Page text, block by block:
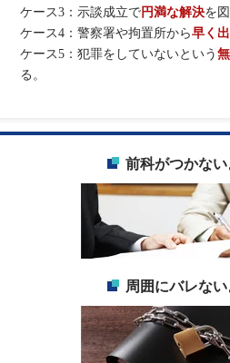
前科がつかな
周囲にバレな
ケース3：示談成立で円満な解決を
ケース4：警察署や拘置所から早く
ケース5：犯罪をしていないという
る。